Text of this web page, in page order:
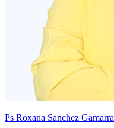
Ps Roxana Sanchez Gamarra